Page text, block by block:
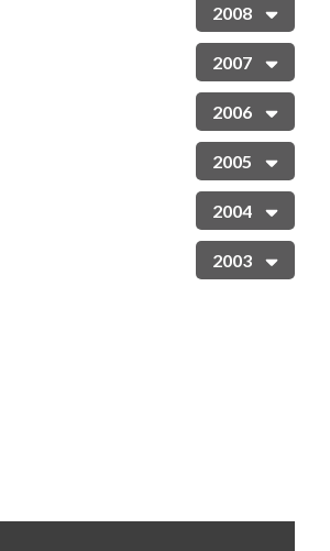
2008
2007
2006
2005
2004
2003